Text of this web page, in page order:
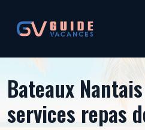
Bateaux
services repas